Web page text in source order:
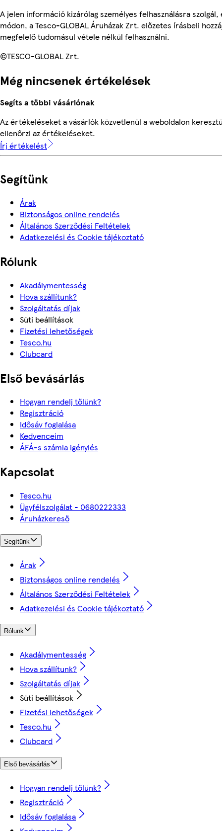
A jelen információ kizárólag személyes felhasználásra
módon, a Tesco-GLOBAL Áruházak Zrt. előzetes írásbeli
megfelelő tudomásul vétele nélkül felhasználni.
©TESCO-GLOBAL Zrt.
Még nincsenek értékelések
Segíts a többi vásárlónak
Az értékeléseket a vásárlók közvetlenül a weboldalon
ellenőrzi az értékeléseket.
Írj értékelést
Segítünk
Árak
Biztonságos online rendelés
Általános Szerződési Feltételek
Adatkezelési és Cookie tájékoztató
Rólunk
Akadálymentesség
Hova szállítunk?
Szolgáltatás díjak
Süti beállítások
Fizetési lehetőségek
Tesco.hu
Clubcard
Első bevásárlás
Hogyan rendelj tőlünk?
Regisztráció
Idősáv foglalása
Kedvenceim
ÁFÁ-s számla igénylés
Kapcsolat
Tesco.hu
Ügyfélszolgálat - 0680222333
Áruházkereső
Segítünk
Árak
Biztonságos online rendelés
Általános Szerződési Feltételek
Adatkezelési és Cookie tájékoztató
Rólunk
Akadálymentesség
Hova szállítunk?
Szolgáltatás díjak
Süti beállítások
Fizetési lehetőségek
Tesco.hu
Clubcard
Első bevásárlás
Hogyan rendelj tőlünk?
Regisztráció
Idősáv foglalása